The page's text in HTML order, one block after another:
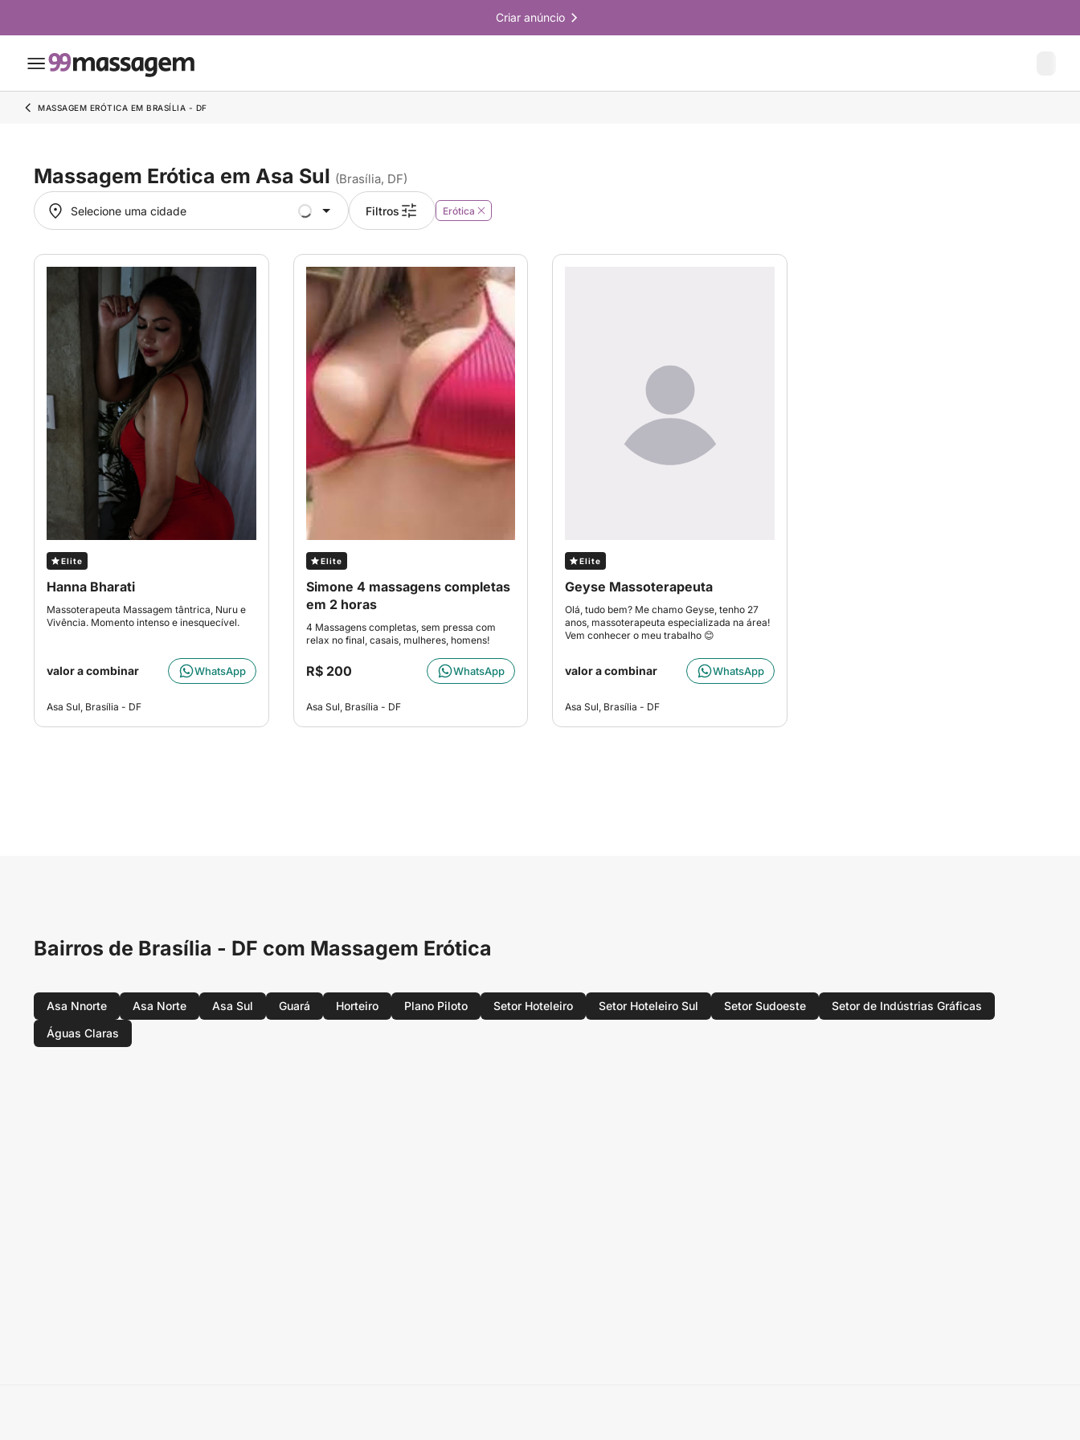
Criar anúncio
MASSAGEM ERÓTICA EM BRASÍLIA - DF
Massagem Erótica em Asa Sul (Brasília, DF)
Selecione uma cidade
Selecione uma cidade Filtros Erótica
Elite
Hanna Bharati
Massoterapeuta Massagem tântrica, Nuru e
Vivência. Momento intenso e inesquecível.
valor a combinar WhatsApp
Asa Sul, Brasília - DF
Elite
Simone 4 massagens completas
em 2 horas
4 Massagens completas, sem pressa com
relax no final, casais, mulheres, homens!
R$ 200 WhatsApp
Asa Sul, Brasília - DF
Elite
Geyse Massoterapeuta
Olá, tudo bem? Me chamo Geyse, tenho 27
anos, massoterapeuta especializada na área!
Vem conhecer o meu trabalho 😊
valor a combinar WhatsApp
Asa Sul, Brasília - DF
Bairros de Brasília - DF com Massagem Erótica
Asa Nnorte Asa Norte Asa Sul Guará Horteiro Plano Piloto Setor Hoteleiro Setor Hoteleiro Sul Setor Sudoeste
Setor de Indústrias Gráficas
Águas Claras